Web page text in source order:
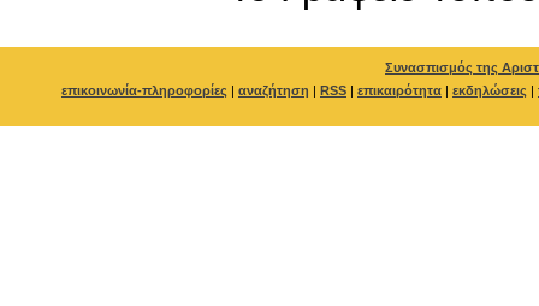
Συνασπισμός της
επικοινωνία-πληροφορίες | αναζήτηση | RSS | επικαιρότητα | εκδηλώσεις |